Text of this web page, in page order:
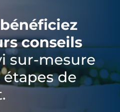
conseils
sur-mesure
étapes de